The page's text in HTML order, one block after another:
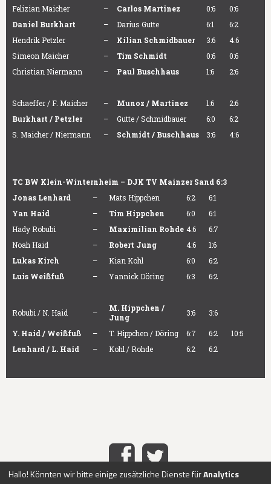
Felizian Maicher
– Carlos Martinez 0:6
0:6
Daniel Burkhart
– Darius Gutte 6:1
6:2
Hendrik Petzler
– Kilian Schmidbauer 3:6
4:6
Simeon Maicher
– Tim Schmidt 0:6
0:6
Christian Niermann
– Paul Buschhaus 1:6 2:6
Schaeffer / F. Maicher – Munoz / Martinez 1:6
2:6
Burkhart / Petzler
– Gutte / Schmidbauer 6:0
6:2
S. Maicher / Niermann
– Schmidt / Buschhaus 3:6 4:6
TC BW Klein-Winternheim – DJK TV Mainzer Sand 6:3
Jonas Lenhard
– Mats Hippchen 6:2
6:1
Yan Haid
– Tim Hippchen 6:0
6:1
Hady Robubi
– Maximilian Rohde 4:6
6:7
Noah Haid
– Robert Jung 4:6
1:6
Lukas Kirch
– Kian Kohl 6:0
6:2
Luis Weißfuß
– Yannick Döring 6:3 6:2
Robubi / N. Haid –
M. Hippchen /
Jung
3:6 3:6
Y. Haid / Weißfuß – T. Hippchen / Döring 6:7 6:2
10:5
Lenhard / L. Haid
– Kohl / Rohde 6:2 6:2
Hallo! Könnten wir bitte einige zusätzliche Dienste fürAnalytics